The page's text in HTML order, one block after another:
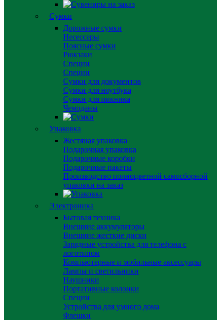
Сумки
Дорожные сумки
Несессеры
Поясные сумки
Рюкзаки
Специи
Специи
Сумки для документов
Сумки для ноутбука
Сумки для пикника
Чемоданы
Упаковка
Жестяная упаковка
Подарочная упаковка
Подарочные коробки
Подарочные пакеты
Производство полноцветной самосборной
упаковки на заказ
Электроника
Бытовая техника
Внешние аккумуляторы
Внешние жесткие диски
Зарядные устройства для телефона с
логотипом
Компьютерные и мобильные аксессуары
Лампы и светильники
Наушники
Портативные колонки
Специи
Устройства для умного дома
Флешки